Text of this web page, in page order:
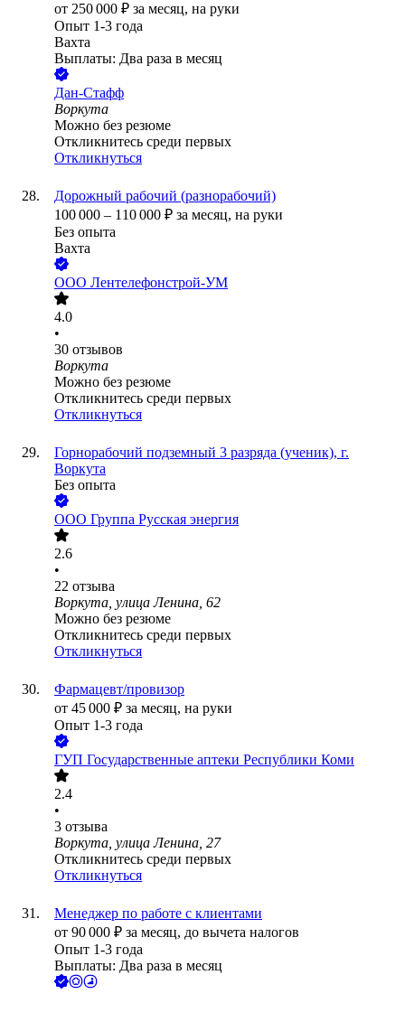
от 250 000 ₽ за месяц, на руки
Опыт 1-3 года
Вахта
Выплаты: Два раза в месяц
Дан-Стафф
Воркута
Можно без резюме
Откликнитесь среди первых
Откликнуться
Дорожный рабочий (разнорабочий)
100 000 – 110 000 ₽ за месяц, на руки
Без опыта
Вахта
ООО Лентелефонстрой-УМ
4.0
•
30 отзывов
Воркута
Можно без резюме
Откликнитесь среди первых
Откликнуться
Горнорабочий подземный 3 разряда (ученик), г.
Воркута
Без опыта
ООО Группа Русская энергия
2.6
•
22 отзыва
Воркута, улица Ленина, 62
Можно без резюме
Откликнитесь среди первых
Откликнуться
Фармацевт/провизор
от 45 000 ₽ за месяц, на руки
Опыт 1-3 года
ГУП Государственные аптеки Республики Коми
2.4
•
3 отзыва
Воркута, улица Ленина, 27
Откликнитесь среди первых
Откликнуться
Менеджер по работе с клиентами
от 90 000 ₽ за месяц, до вычета налогов
Опыт 1-3 года
Выплаты: Два раза в месяц